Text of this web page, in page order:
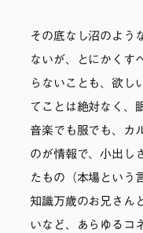
その底なし沼のよう
ないが、とにかくす
らないことも、欲し
てことは絶対なく、
音楽でも服でも、カ
のが情報で、小出し
たもの（本場という
知識万歳のお兄さん
いなど、あらゆるコ